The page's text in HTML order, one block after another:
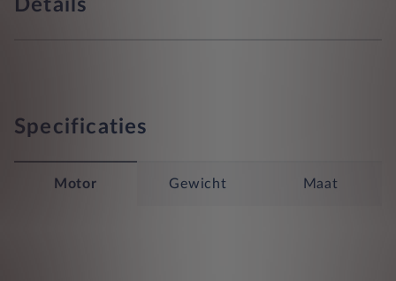
Details
Specificaties
Motor Gewicht Maat